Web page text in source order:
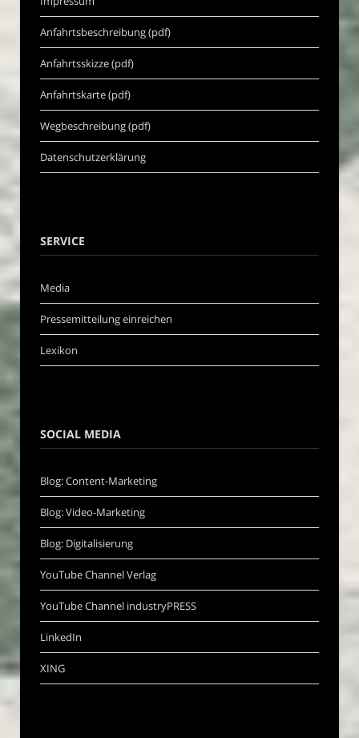
Anfahrtsbeschreibung (pdf)
Anfahrtsskizze (pdf)
Anfahrtskarte (pdf)
Wegbeschreibung (pdf)
Datenschutzerklärung
SERVICE
Media
Pressemitteilung einreichen
Lexikon
SOCIAL MEDIA
Blog: Content-Marketing
Blog: Video-Marketing
Blog: Digitalisierung
YouTube Channel Verlag
YouTube Channel industryPRESS
LinkedIn
XING